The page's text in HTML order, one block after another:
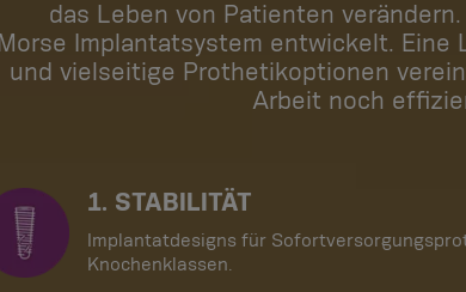
das Leben von Patienten
Morse Implantatsystem entwickelt. Eine
und vielseitige Prothetikoptionen
Arbeit noch
1. STABILITÄT
Implantatdesigns für
Knochenklassen.